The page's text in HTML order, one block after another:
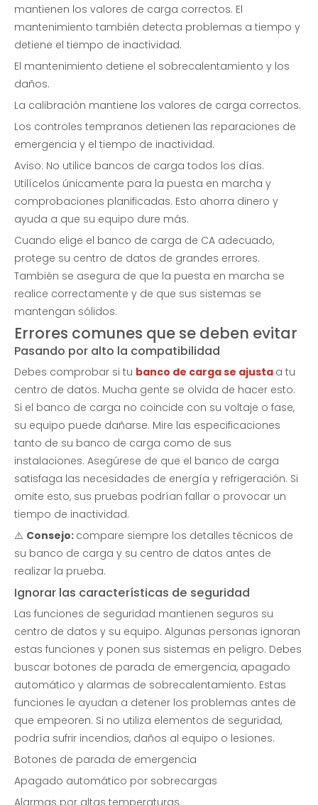
mantienen los valores de carga correctos. El
mantenimiento también detecta problemas a tiempo y
detiene el tiempo de inactividad.
El mantenimiento detiene el sobrecalentamiento y los
daños.
La calibración mantiene los valores de carga correctos.
Los controles tempranos detienen las reparaciones de
emergencia y el tiempo de inactividad.
Aviso: No utilice bancos de carga todos los días.
Utilícelos únicamente para la puesta en marcha y
comprobaciones planificadas. Esto ahorra dinero y
ayuda a que su equipo dure más.
Cuando elige el banco de carga de CA adecuado,
protege su centro de datos de grandes errores.
También se asegura de que la puesta en marcha se
realice correctamente y de que sus sistemas se
mantengan sólidos.
Errores comunes que se deben evitar
Pasando por alto la compatibilidad
Debes comprobar si tu banco de carga se ajusta a tu
centro de datos. Mucha gente se olvida de hacer esto.
Si el banco de carga no coincide con su voltaje o fase,
su equipo puede dañarse. Mire las especificaciones
tanto de su banco de carga como de sus
instalaciones. Asegúrese de que el banco de carga
satisfaga las necesidades de energía y refrigeración. Si
omite esto, sus pruebas podrían fallar o provocar un
tiempo de inactividad.
⚠️ Consejo: compare siempre los detalles técnicos de
su banco de carga y su centro de datos antes de
realizar la prueba.
Ignorar las características de seguridad
Las funciones de seguridad mantienen seguros su
centro de datos y su equipo. Algunas personas ignoran
estas funciones y ponen sus sistemas en peligro. Debes
buscar botones de parada de emergencia, apagado
automático y alarmas de sobrecalentamiento. Estas
funciones le ayudan a detener los problemas antes de
que empeoren. Si no utiliza elementos de seguridad,
podría sufrir incendios, daños al equipo o lesiones.
Botones de parada de emergencia
Apagado automático por sobrecargas